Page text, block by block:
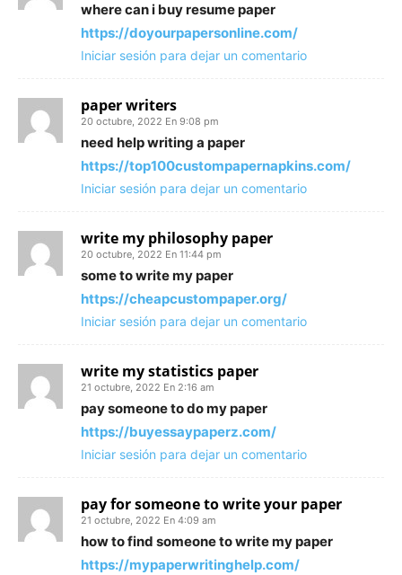
where can i buy resume paper
https://doyourpapersonline.com/
Iniciar sesión para dejar un comentario
paper writers
20 octubre, 2022 En 9:08 pm
need help writing a paper
https://top100custompapernapkins.com/
Iniciar sesión para dejar un comentario
write my philosophy paper
20 octubre, 2022 En 11:44 pm
some to write my paper
https://cheapcustompaper.org/
Iniciar sesión para dejar un comentario
write my statistics paper
21 octubre, 2022 En 2:16 am
pay someone to do my paper
https://buyessaypaperz.com/
Iniciar sesión para dejar un comentario
pay for someone to write your paper
21 octubre, 2022 En 4:09 am
how to find someone to write my paper
https://mypaperwritinghelp.com/